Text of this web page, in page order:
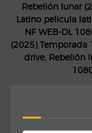
Rebelión lunar
Latino pelicula
NF WEB-DL
(2025) Temporada
drive, Rebelión